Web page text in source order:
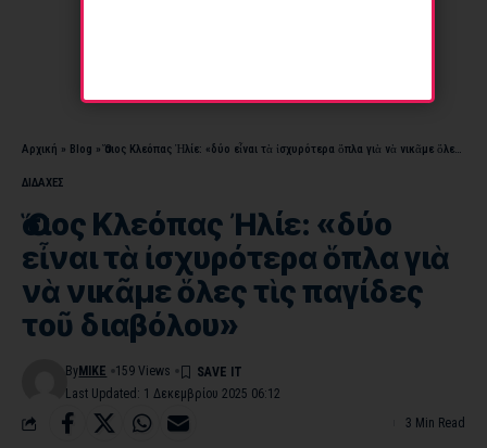
Αρχική » Blog »Ὅσιος Κλεόπας Ἠλίε: «δύο εἶναι τὰ ἰσχυρότερα ὅπλα γιὰ νὰ νικᾶμε ὅλες τὶς παγίδες τοῦ διαβόλου»
ΔΙΔΑΧΕΣ
Ὅσιος Κλεόπας Ἠλίε: «δύο
εἶναι τὰ ἰσχυρότερα ὅπλα γιὰ
νὰ νικᾶμε ὅλες τὶς παγίδες
τοῦ διαβόλου»
Last Updated: 1 Δεκεμβρίου 2025 06:12
By MIKE 159 Views
3 Min Read